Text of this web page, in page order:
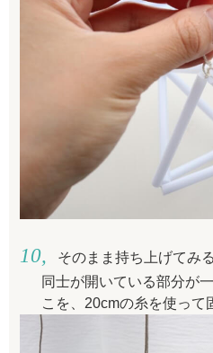
そのまま持ち上げてみ
同士が開いている部分が
こを、20cmの糸を使って